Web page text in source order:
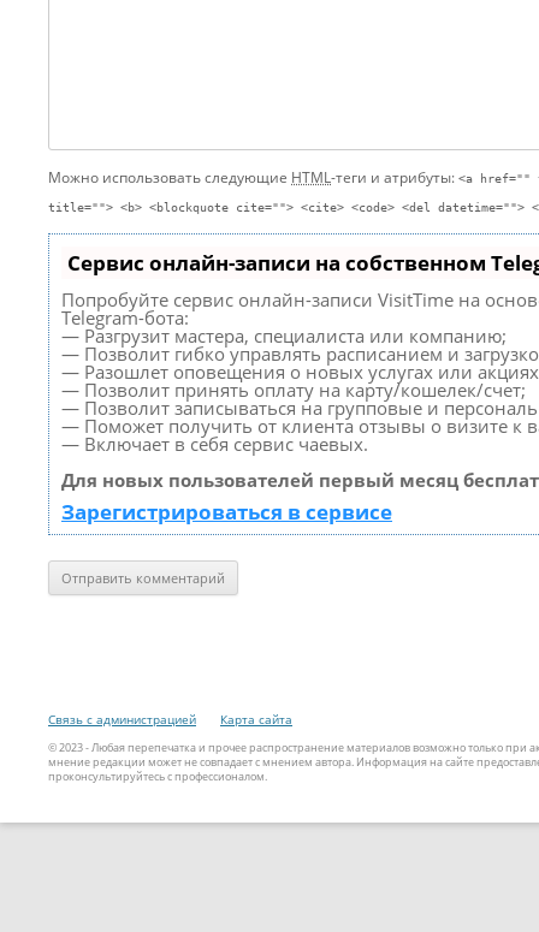
Можно использовать следующие HTML-теги и атрибуты: <a href=""
title=""> <b> <blockquote cite=""> <cite> <code> <del datetime="">
Сервис онлайн-записи на собственном
Попробуйте сервис онлайн-записи VisitTime на
Telegram-бота:
— Разгрузит мастера, специалиста или компанию;
— Позволит гибко управлять расписанием и
— Разошлет оповещения о новых услугах или
— Позволит принять оплату на карту/кошелек/счет;
— Позволит записываться на групповые и
— Поможет получить от клиента отзывы о визите к
— Включает в себя сервис чаевых.
Для новых пользователей первый месяц
Зарегистрироваться в сервисе
Связь с администрацией Карта сайта
© 2023 - Любая перепечатка и прочее распространение материалов возможно только
мнение редакции может не совпадает с мнением автора. Информация на сайте
проконсультируйтесь с профессионалом.